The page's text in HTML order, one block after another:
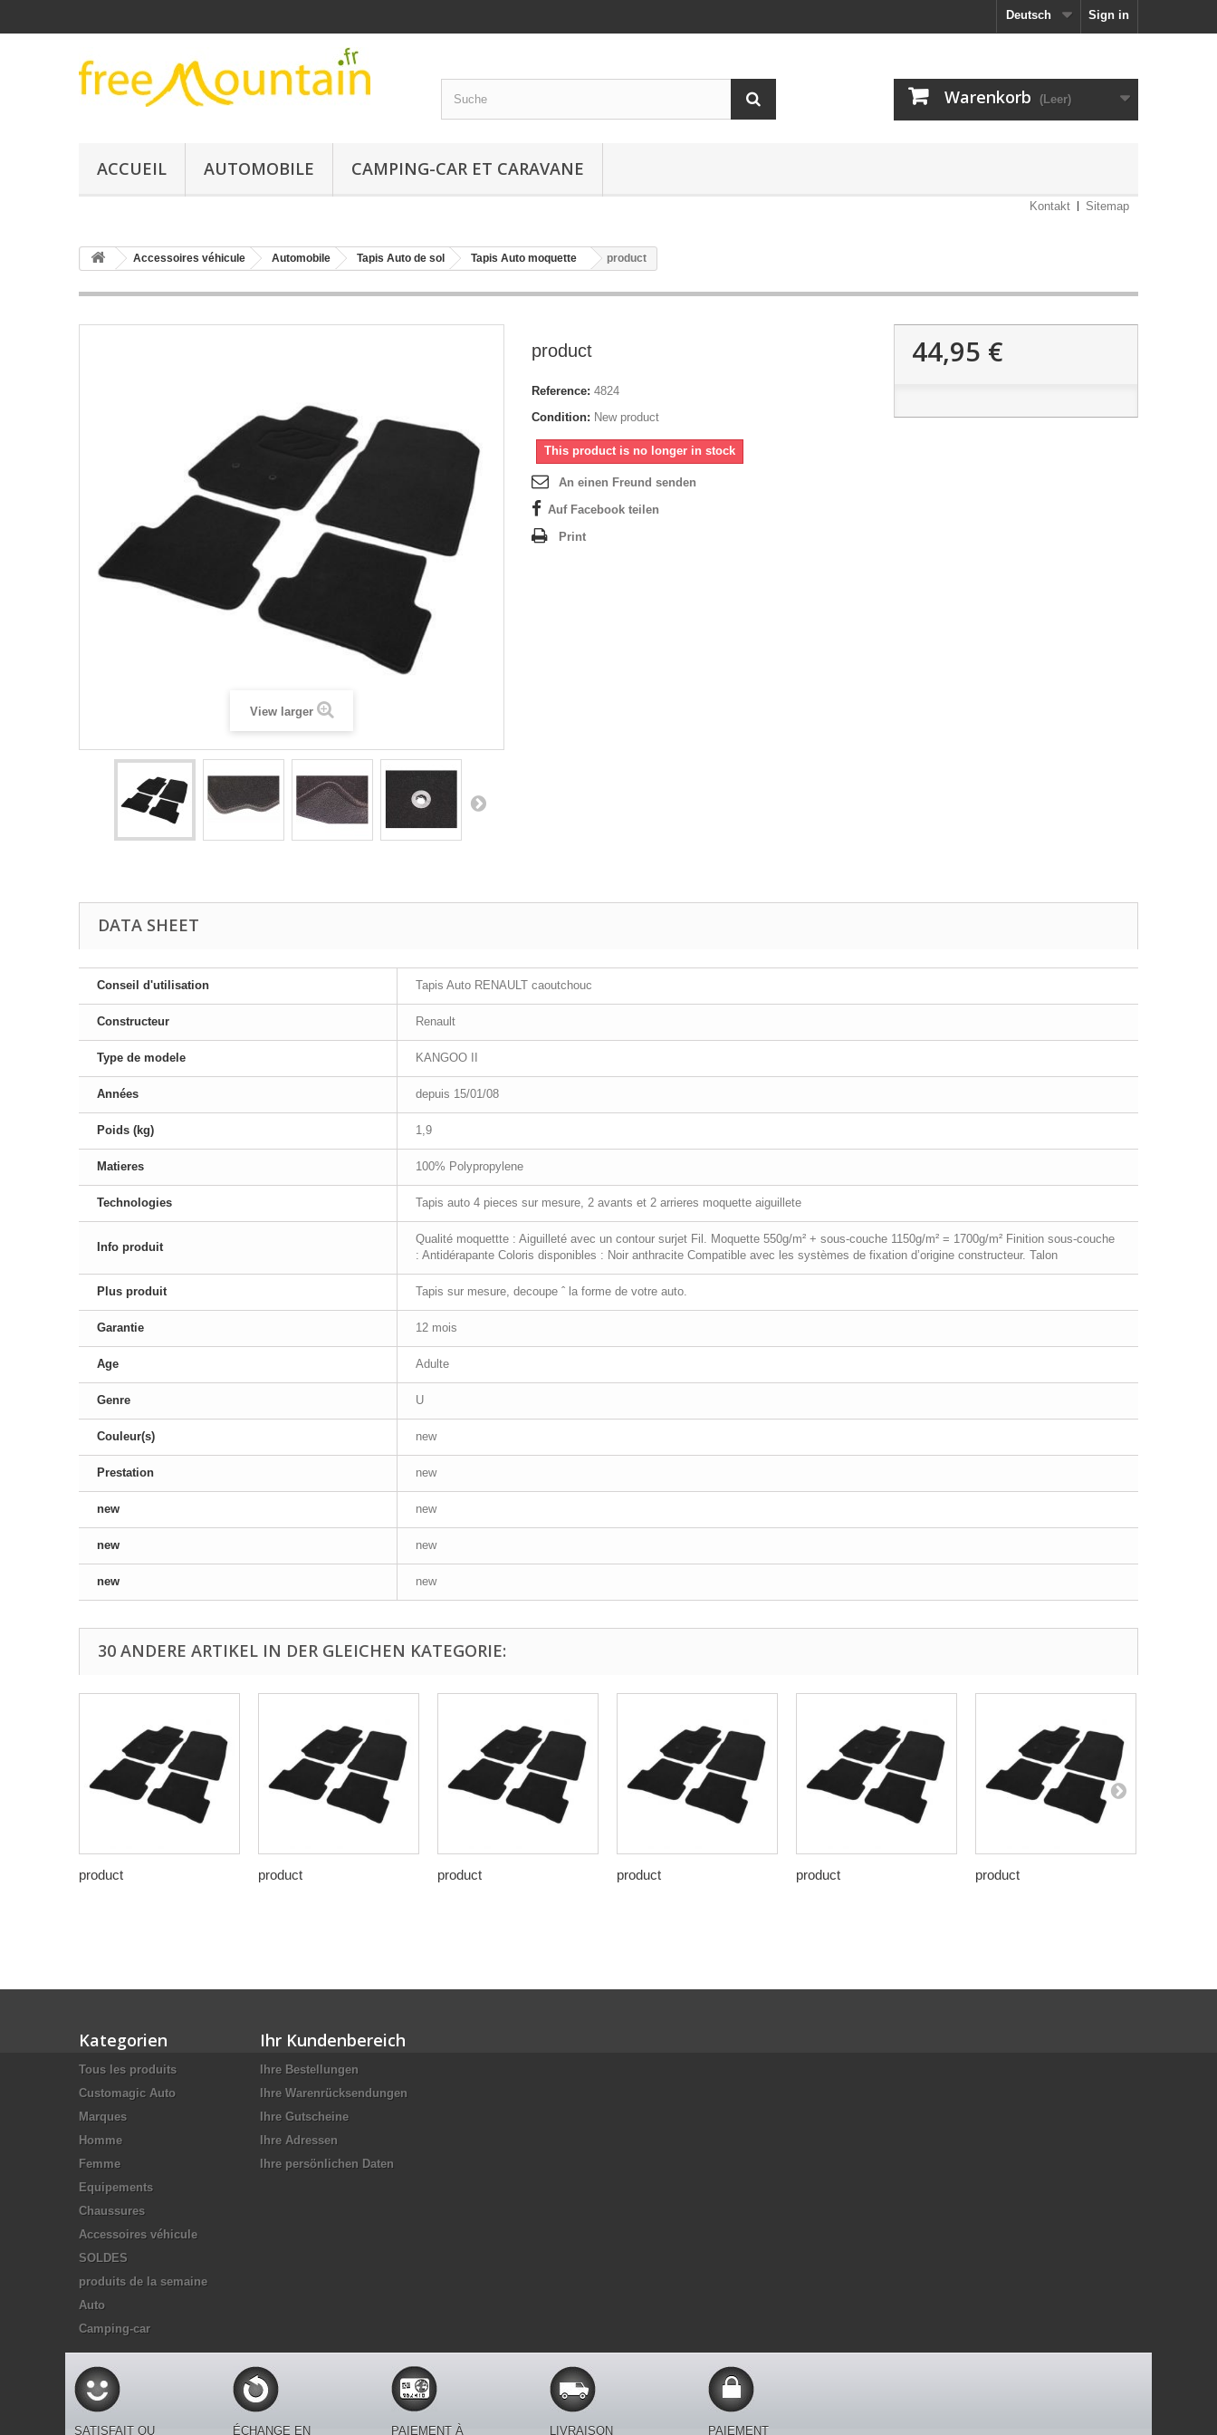
Sign in
Deutsch
Warenkorb (Leer)
ACCUEIL AUTOMOBILE CAMPING-CAR ET CARAVANE
Kontakt Sitemap
Accessoires véhicule Automobile Tapis Auto de sol Tapis Auto moquette product
View larger
product
Reference: 4824
Condition: New product
This product is no longer in stock
An einen Freund senden
Auf Facebook teilen
Print
44,95 €
DATA SHEET
Conseil d'utilisation Tapis Auto RENAULT caoutchouc
Constructeur Renault
Type de modele KANGOO II
Années depuis 15/01/08
Poids (kg) 1,9
Matieres 100% Polypropylene
Technologies Tapis auto 4 pieces sur mesure, 2 avants et 2 arrieres moquette aiguillete
Info produit
Qualité moquettte : Aiguilleté avec un contour surjet Fil. Moquette 550g/m² + sous-couche 1150g/m² = 1700g/m² Finition sous-couche
: Antidérapante Coloris disponibles : Noir anthracite Compatible avec les systèmes de fixation d’origine constructeur. Talon
Plus produit Tapis sur mesure, decoupe ˆ la forme de votre auto.
Garantie 12 mois
Age Adulte
Genre U
Couleur(s) new
Prestation new
new new
new new
new new
30 ANDERE ARTIKEL IN DER GLEICHEN KATEGORIE:
product product product product product product
Kategorien
Tous les produits
Customagic Auto
Marques
Homme
Femme
Equipements
Chaussures
Accessoires véhicule
SOLDES
produits de la semaine
Auto
Camping-car
Ihr Kundenbereich
Ihre Bestellungen
Ihre Warenrücksendungen
Ihre Gutscheine
Ihre Adressen
Ihre persönlichen Daten
SATISFAIT OU ÉCHANGE EN PAIEMENT À LIVRAISON PAIEMENT